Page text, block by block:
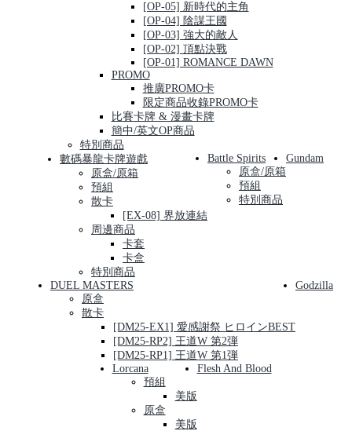
[OP-05] 新時代的主角
[OP-04] 陰謀王國
[OP-03] 強大的敵人
[OP-02] 頂點決戰
[OP-01] ROMANCE DAWN
PROMO
推廣PROMO卡
限定商品收錄PROMO卡
比賽卡牌 & 漫畫卡牌
簡中/英文OP商品
特別商品
數碼暴龍卡牌遊戲
原盒/原箱
預組
散卡
[EX-08] 界放連結
周邊商品
卡套
卡盒
特別商品
Battle Spirits
原盒/原箱
預組
特別商品
Gundam
DUEL MASTERS
原盒
散卡
[DM25-EX1] 愛感謝祭 ヒロインBEST
[DM25-RP2] 王道W 第2弾
[DM25-RP1] 王道W 第1弾
Godzilla
Lorcana
預組
美版
原盒
美版
Flesh And Blood